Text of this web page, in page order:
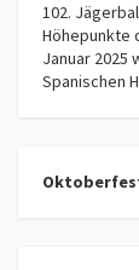
102.
Höhepunkte
Januar 2025
Spanischen